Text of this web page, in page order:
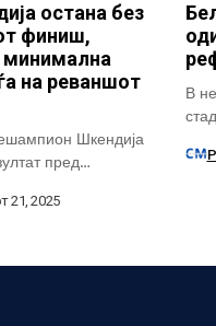
остана без
финиш,
минимална
на реваншот
Шкендија
пред
21, 2025
В